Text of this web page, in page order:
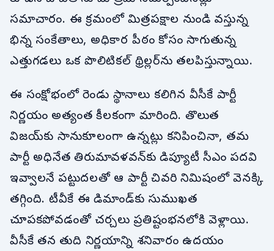
సమాచారం. ఈ క్రమంలో మిత్రపక్షాల నుండి వస్తున్న
భిన్న సంకేతాలు, అధికార పీఠం కోసం సాగుతున్న
ఎత్తుగడలు ఒక పొలిటికల్ థ్రిల్లర్‌ను తలపిస్తున్నాయి.
ఈ సంక్షోభంలో రెండు స్థానాలు కలిగిన వీసీకే పార్టీ
నిర్ణయం అత్యంత కీలకంగా మారింది. తొలుత
విజయ్‌కు సానుకూలంగా ఉన్నట్లు కనిపించినా, తమ
పార్టీ అధినేత తిరుమావళవన్‌కు డిప్యూటీ సీఎం పదవి
ఇవ్వాలనే పట్టుదలతో ఆ పార్టీ చివరి నిమిషంలో వెనక్కి
తగ్గింది. టీవీకే ఈ డిమాండ్‌కు సుముఖత
చూపకపోవడంతో చర్చలు ప్రతిష్టంభనలోకి వెళ్లాయి.
వీసీకే తన తుది నిర్ణయాన్ని శనివారం ఉదయం